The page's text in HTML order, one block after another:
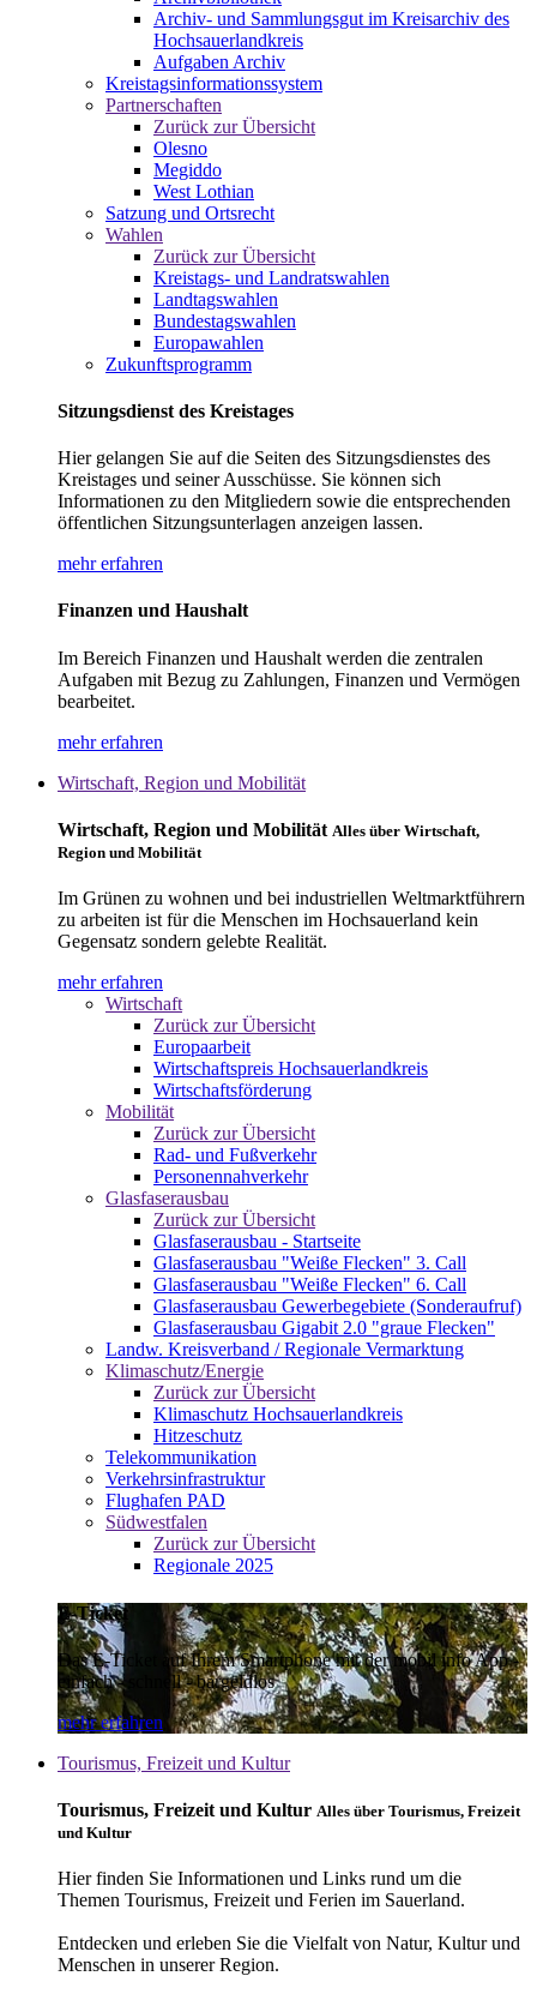
Archiv- und Sammlungsgut im Kreisarchiv des
Hochsauerlandkreis
Aufgaben Archiv
Kreistagsinformationssystem
Partnerschaften
Zurück zur Übersicht
Olesno
Megiddo
West Lothian
Satzung und Ortsrecht
Wahlen
Zurück zur Übersicht
Kreistags- und Landratswahlen
Landtagswahlen
Bundestagswahlen
Europawahlen
Zukunftsprogramm
Sitzungsdienst des Kreistages
Hier gelangen Sie auf die Seiten des Sitzungsdienstes des
Kreistages und seiner Ausschüsse. Sie können sich
Informationen zu den Mitgliedern sowie die entsprechenden
öffentlichen Sitzungsunterlagen anzeigen lassen.
mehr erfahren
Finanzen und Haushalt
Im Bereich Finanzen und Haushalt werden die zentralen
Aufgaben mit Bezug zu Zahlungen, Finanzen und Vermögen
bearbeitet.
mehr erfahren
Wirtschaft, Region und Mobilität
Wirtschaft, Region und Mobilität Alles über Wirtschaft,
Region und Mobilität
Im Grünen zu wohnen und bei industriellen Weltmarktführern
zu arbeiten ist für die Menschen im Hochsauerland kein
Gegensatz sondern gelebte Realität.
mehr erfahren
Wirtschaft
Zurück zur Übersicht
Europaarbeit
Wirtschaftspreis Hochsauerlandkreis
Wirtschaftsförderung
Mobilität
Zurück zur Übersicht
Rad- und Fußverkehr
Personennahverkehr
Glasfaserausbau
Zurück zur Übersicht
Glasfaserausbau - Startseite
Glasfaserausbau "Weiße Flecken" 3. Call
Glasfaserausbau "Weiße Flecken" 6. Call
Glasfaserausbau Gewerbegebiete (Sonderaufruf)
Glasfaserausbau Gigabit 2.0 "graue Flecken"
Landw. Kreisverband / Regionale Vermarktung
Klimaschutz/Energie
Zurück zur Übersicht
Klimaschutz Hochsauerlandkreis
Hitzeschutz
Telekommunikation
Verkehrsinfrastruktur
Flughafen PAD
Südwestfalen
Zurück zur Übersicht
Regionale 2025
E-Ticket
Das E-Ticket auf Ihrem Smartphone mit der mobil info App -
einfach - schnell - bargeldlos
mehr erfahren
Tourismus, Freizeit und Kultur
Tourismus, Freizeit und Kultur Alles über Tourismus, Freizeit
und Kultur
Hier finden Sie Informationen und Links rund um die
Themen Tourismus, Freizeit und Ferien im Sauerland.
Entdecken und erleben Sie die Vielfalt von Natur, Kultur und
Menschen in unserer Region.